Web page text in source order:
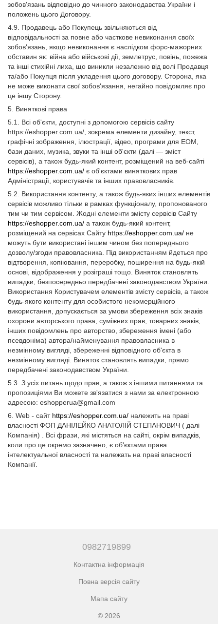
зобов'язань відповідно до чинного законодавства України і
положень цього Договору.
4.9. Продавець або Покупець звільняються від
відповідальності за повне або часткове невиконання своїх
зобов'язань, якщо невиконання є наслідком форс-мажорних
обставин як: війна або військові дії, землетрус, повінь, пожежа
та інші стихійні лиха, що виникли незалежно від волі Продавця
та/або Покупця після укладення цього договору. Сторона, яка
не може виконати свої зобов'язання, негайно повідомляє про
це іншу Сторону.
5. Виняткові права
5.1. Всі об'єкти, доступні з допомогою сервісів сайту
https://eshopper.com.ua/, зокрема елементи дизайну, текст,
графічні зображення, ілюстрації, відео, програми для ЕОМ,
бази даних, музика, звуки та інші об'єкти (далі — зміст
сервісів), а також будь-який контент, розміщений на веб-сайті
https://eshopper.com.ua/ є об'єктами виняткових прав
Адміністрації, користувачів та інших правовласників.
5.2. Використання контенту, а також будь-яких інших елементів
сервісів можливо тільки в рамках функціоналу, пропонованого
тим чи тим сервісом. Жодні елементи змісту сервісів Сайту
https://eshopper.com.ua/ а також будь-який контент,
розміщений на сервісах Сайту https://eshopper.com.ua/ не
можуть бути використані іншим чином без попереднього
дозволу/згоди правовласника. Під використанням йдеться про
відтворення, копіювання, переробку, поширення на будь-якій
основі, відображення у розіграші тощо. Виняток становлять
випадки, безпосередньо передбачені законодавством України.
Використання Користувачем елементів змісту сервісів, а також
будь-якого контенту для особистого некомерційного
використання, допускається за умови збереження всіх знаків
охорони авторського права, суміжних прав, товарних знаків,
інших повідомлень про авторство, збереження імені (або
псевдоніма) автора/найменування правовласника в
незмінному вигляді, збереженні відповідного об'єкта в
незмінному вигляді. Виняток становлять випадки, прямо
передбачені законодавством України.
5.3. З усіх питань щодо прав, а також з іншими питаннями та
пропозиціями Ви можете зв'язатися з нами за електронною
адресою: eshopperua@gmail.com
6. Web - сайт https://eshopper.com.ua/ належить на праві
власності ФОП ДАНІЛЕЙКО АНАТОЛІЙ СТЕПАНОВИЧ ( далі –
Компанія) . Всі фрази, які містяться на сайті, окрім випадків,
коли про це окремо зазначено, є об'єктами права
інтелектуальної власності та належать на праві власності
Компанії.
0982719899
Контактна інформація
Повна версія сайту
Мапа сайту
© 2026